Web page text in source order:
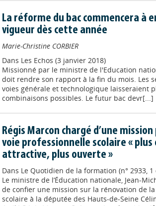
La réforme du bac commencera à
vigueur dès cette année
Marie-Christine CORBIER
Dans Les Echos (3 janvier 2018)
Missionné par le ministre de l'Education
doit rendre son rapport à la fin du mois. Les
voies générale et technologique laisseraient
combinaisons possibles. Le futur bac devr[...]
Régis Marcon chargé d’une
voie professionnelle scolaire « plus
attractive, plus ouverte »
Dans Le Quotidien de la formation (n° 2933,
Le ministre de l’Éducation nationale, Jean-
de confier une mission sur la rénovation de
scolaire à la députée des Hauts-de-Seine